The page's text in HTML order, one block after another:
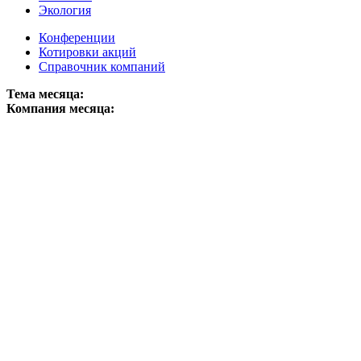
Экология
Конференции
Котировки акций
Справочник компаний
Тема месяца:
Компания месяца: